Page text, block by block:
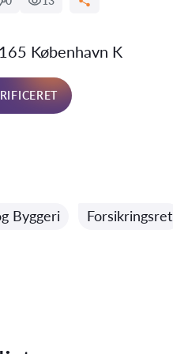
København K
Byggeri Forsikringsret